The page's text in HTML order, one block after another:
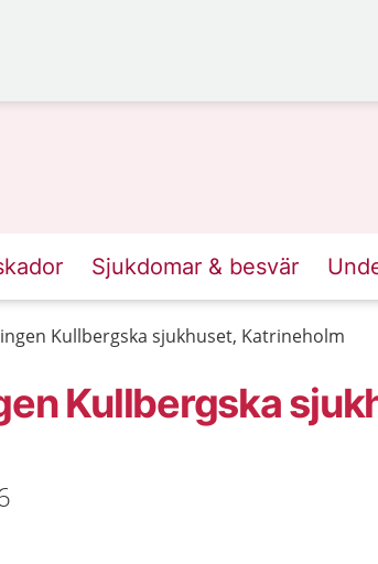
Sjukdomar & besvär
Kullbergska sjukhuset, Katrineholm
Kullbergska